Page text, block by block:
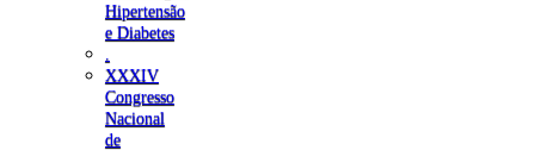
Hipertensão
e Diabetes
XXXIV
Congresso
Nacional
de